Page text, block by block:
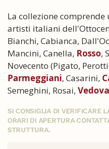
La collezione
artisti italiani
Bianchi, Cabianca,
Mancini, Canella, Rosso,
Novecento (Pigato,
Parmeggiani, Casarini,
Semeghini, Rosai, Vedova
SI CONSIGLIA DI VERIFICARE
ORARI DI APERTURA
STRUTTURA.